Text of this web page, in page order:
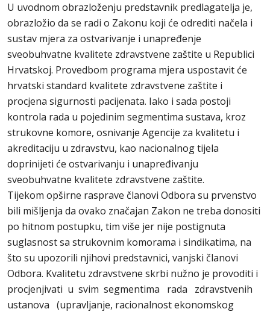
U uvodnom obrazloženju predstavnik predlagatelja je,
obrazložio da se radi o Zakonu koji će odrediti načela i
sustav mjera za ostvarivanje i unapređenje
sveobuhvatne kvalitete zdravstvene zaštite u Republici
Hrvatskoj. Provedbom programa mjera uspostavit će
hrvatski standard kvalitete zdravstvene zaštite i
procjena sigurnosti pacijenata. Iako i sada postoji
kontrola rada u pojedinim segmentima sustava, kroz
strukovne komore, osnivanje Agencije za kvalitetu i
akreditaciju u zdravstvu, kao nacionalnog tijela
doprinijeti će ostvarivanju i unapređivanju
sveobuhvatne kvalitete zdravstvene zaštite.
Tijekom opširne rasprave članovi Odbora su prvenstvo
bili mišljenja da ovako značajan Zakon ne treba donositi
po hitnom postupku, tim više jer nije postignuta
suglasnost sa strukovnim komorama i sindikatima, na
što su upozorili njihovi predstavnici, vanjski članovi
Odbora. Kvalitetu zdravstvene skrbi nužno je provoditi i
procjenjivati u svim segmentima rada zdravstvenih
ustanova (upravljanje, racionalnost ekonomskog